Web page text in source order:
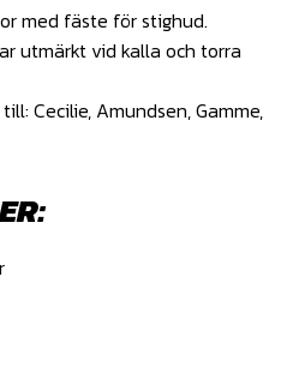
med fäste för stighud.
utmärkt vid kalla och torra
Cecilie, Amundsen, Gamme,